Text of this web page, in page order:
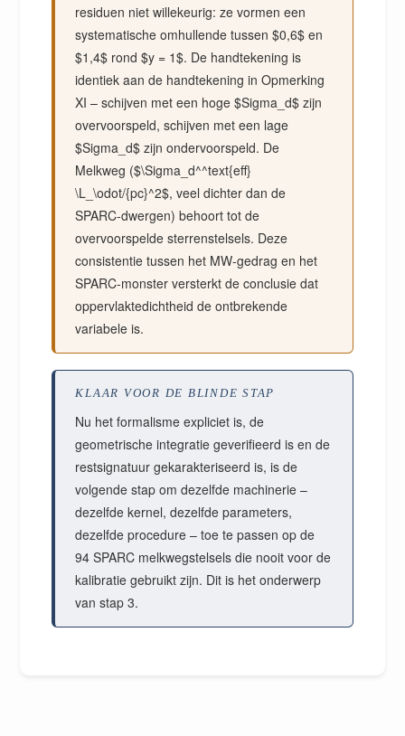
residuen niet willekeurig: ze vormen een
systematische omhullende tussen $0,6$ en
$1,4$ rond $y = 1$. De handtekening is
identiek aan de handtekening in Opmerking
XI – schijven met een hoge $Sigma_d$ zijn
overvoorspeld, schijven met een lage
$Sigma_d$ zijn ondervoorspeld. De
Melkweg ($\Sigma_d^^text{eff}
\L_\odot/{pc}^2$, veel dichter dan de
SPARC-dwergen) behoort tot de
overvoorspelde sterrenstelsels. Deze
consistentie tussen het MW-gedrag en het
SPARC-monster versterkt de conclusie dat
oppervlaktedichtheid de ontbrekende
variabele is.
KLAAR VOOR DE BLINDE STAP
Nu het formalisme expliciet is, de
geometrische integratie geverifieerd is en de
restsignatuur gekarakteriseerd is, is de
volgende stap om dezelfde machinerie –
dezelfde kernel, dezelfde parameters,
dezelfde procedure – toe te passen op de
94 SPARC melkwegstelsels die nooit voor de
kalibratie gebruikt zijn. Dit is het onderwerp
van stap 3.